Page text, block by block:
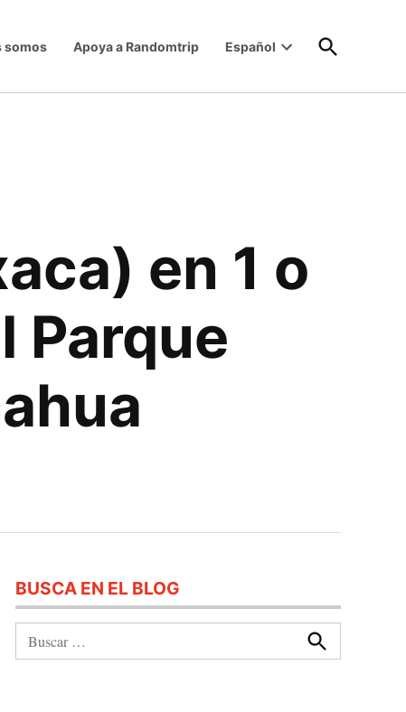
somos Apoya a Randomtrip Español
menu
Open
Search
en 1 o
Parque
BUSCA EN EL BLOG
Buscar